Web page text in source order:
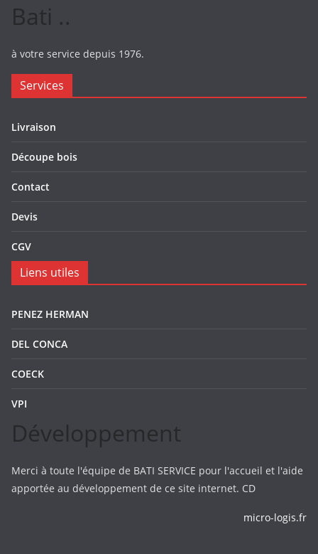
Bati ..
à votre service depuis 1976.
Services
Livraison
Découpe bois
Contact
Devis
CGV
Liens utiles
PENEZ HERMAN
DEL CONCA
COECK
VPI
Développement
Merci à toute l'équipe de BATI SERVICE pour l'accueil et l'aide
apportée au développement de ce site internet. CD
micro-logis.fr